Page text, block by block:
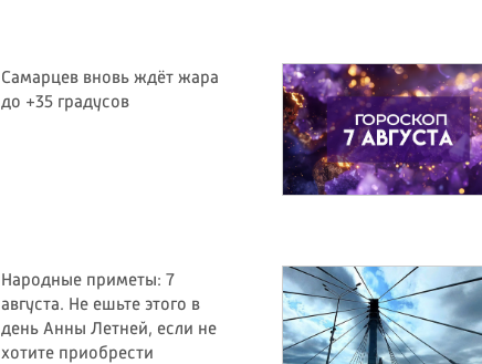
Самарцев вновь ждёт жара
до +35 градусов
Народные приметы: 7
августа. Не ешьте этого в
день Анны Летней, если не
хотите приобрести